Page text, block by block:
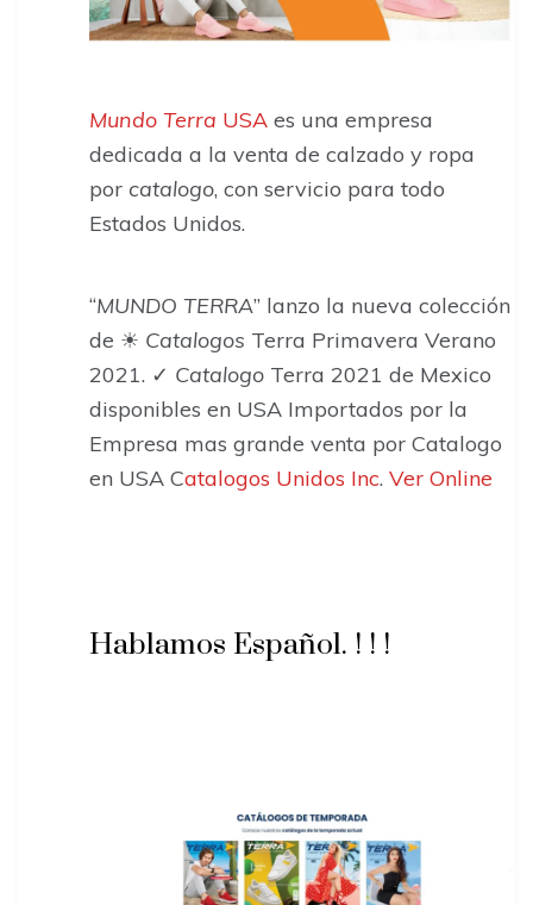
Mundo Terra USA es una empresa
dedicada a la venta de calzado y ropa
por catalogo, con servicio para todo
Estados Unidos.
“MUNDO TERRA” lanzo la nueva colección
de ☀ Catalogos Terra Primavera Verano
2021. ✓ Catalogo Terra 2021 de Mexico
disponibles en USA Importados por la
Empresa mas grande venta por Catalogo
en USA Catalogos Unidos Inc. Ver Online
Hablamos Español. ! ! !